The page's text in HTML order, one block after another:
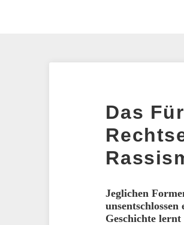
Das
Jeglichen
Geschichte